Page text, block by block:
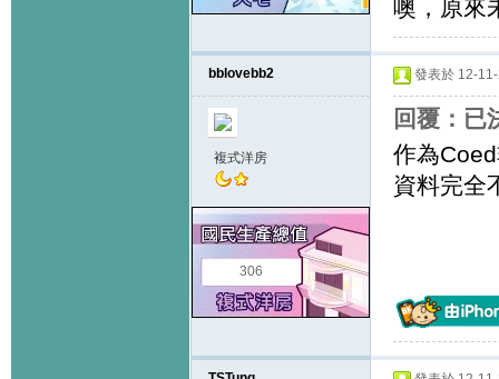
噢，原來
bblovebb2
複式洋房
306
發表於 12-
回覆：已
作為
資料完全